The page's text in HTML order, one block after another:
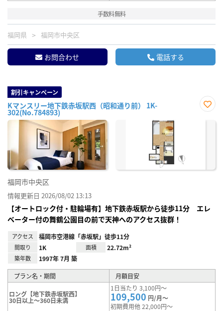
手数料無料
福岡県 福岡市中央区
お問合わせ 電話する
割引キャンペーン
Kマンスリー地下鉄赤坂駅西（昭和通り前） 1K-
302(No.784893)
に入
福岡市中央区
情報更新日 2026/08/02 13:13
【オートロック付・駐輪場有】地下鉄赤坂駅から徒歩11分 エレ
ベーター付の舞鶴公園目の前で天神へのアクセス抜群！
アクセス 福岡市空港線「赤坂駅」徒歩11分
間取り 1K 面積 22.72m²
築年数 1997年 7月 築
プラン名・期間 月額目安
ロング【地下鉄赤坂駅西】
30日以上～360日未満
1日当たり 3,100円～
109,500 円/月～
初期費用他 22,000円～